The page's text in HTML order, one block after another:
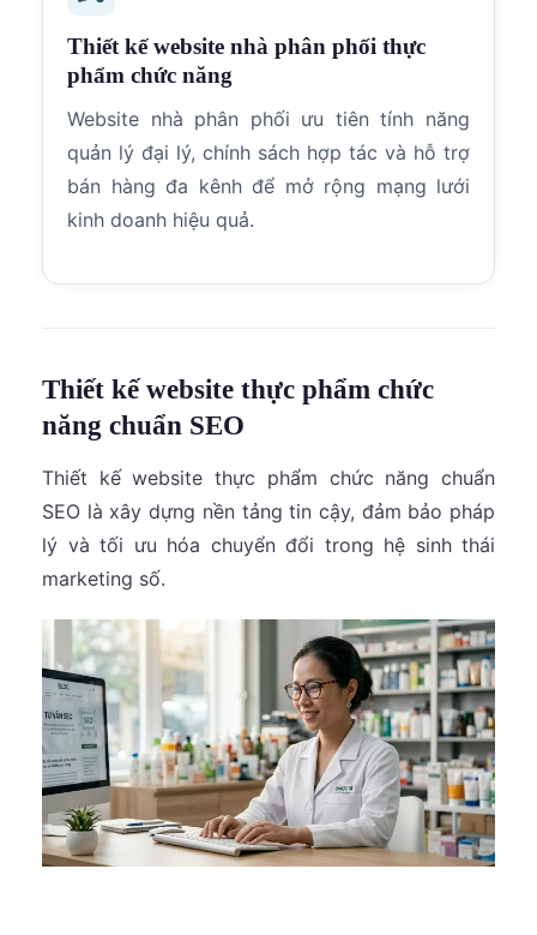
Thiết kế website nhà phân phối thực
phẩm chức năng
Website nhà phân phối ưu tiên tính năng
quản lý đại lý, chính sách hợp tác và hỗ trợ
bán hàng đa kênh để mở rộng mạng lưới
kinh doanh hiệu quả.
Thiết kế website thực phẩm chức
năng chuẩn SEO
Thiết kế website thực phẩm chức năng chuẩn
SEO là xây dựng nền tảng tin cậy, đảm bảo pháp
lý và tối ưu hóa chuyển đổi trong hệ sinh thái
marketing số.